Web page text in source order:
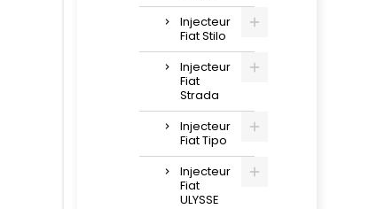
Injecteur
Fiat Stilo
Injecteur
Fiat
Strada
Injecteur
Fiat Tipo
Injecteur
Fiat
ULYSSE